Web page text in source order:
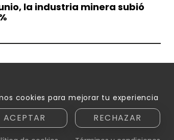
la industria minera subió
Innovamedia S. A. - CUIT asignada: 30-71894810-6
cookies para mejorar tu experiencia
ACEPTAR RECHAZAR